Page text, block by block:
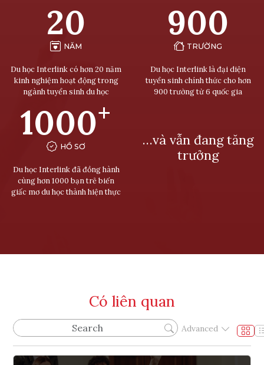
20
NĂM
Du học Interlink có hơn 20 năm
kinh nghiệm hoạt động trong
ngành tuyển sinh du học
900
TRƯỜNG
Du học Interlink là đại diện
tuyển sinh chính thức cho hơn
900 trường từ 6 quốc gia
1000+
HỒ SƠ
Du học Interlink đã đồng hành
cùng hơn 1000 bạn trẻ biến
giấc mơ du học thành hiện thực
…và vẫn đang tăng
trưởng
Có liên quan
Advanced